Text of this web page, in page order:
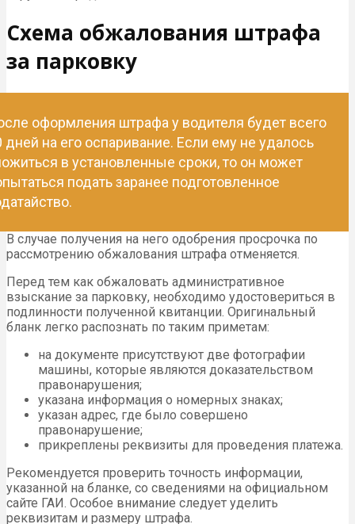
Схема обжалования штрафа
за парковку
оформления штрафа у водителя будет всего
дней на его оспаривание. Если ему не удалось
в установленные сроки, то он может
подать заранее подготовленное
В случае получения на него одобрения просрочка по
рассмотрению обжалования штрафа отменяется.
Перед тем как обжаловать административное
взыскание за парковку, необходимо удостовериться в
подлинности полученной квитанции. Оригинальный
бланк легко распознать по таким приметам:
на документе присутствуют две фотографии
машины, которые являются доказательством
правонарушения;
указана информация о номерных знаках;
указан адрес, где было совершено
правонарушение;
прикреплены реквизиты для проведения платежа.
Рекомендуется проверить точность информации,
указанной на бланке, со сведениями на официальном
сайте ГАИ. Особое внимание следует уделить
реквизитам и размеру штрафа.